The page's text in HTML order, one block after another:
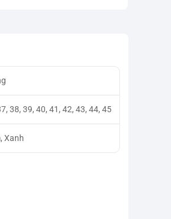
38, 39, 40, 41, 42, 43, 44, 45
Xanh